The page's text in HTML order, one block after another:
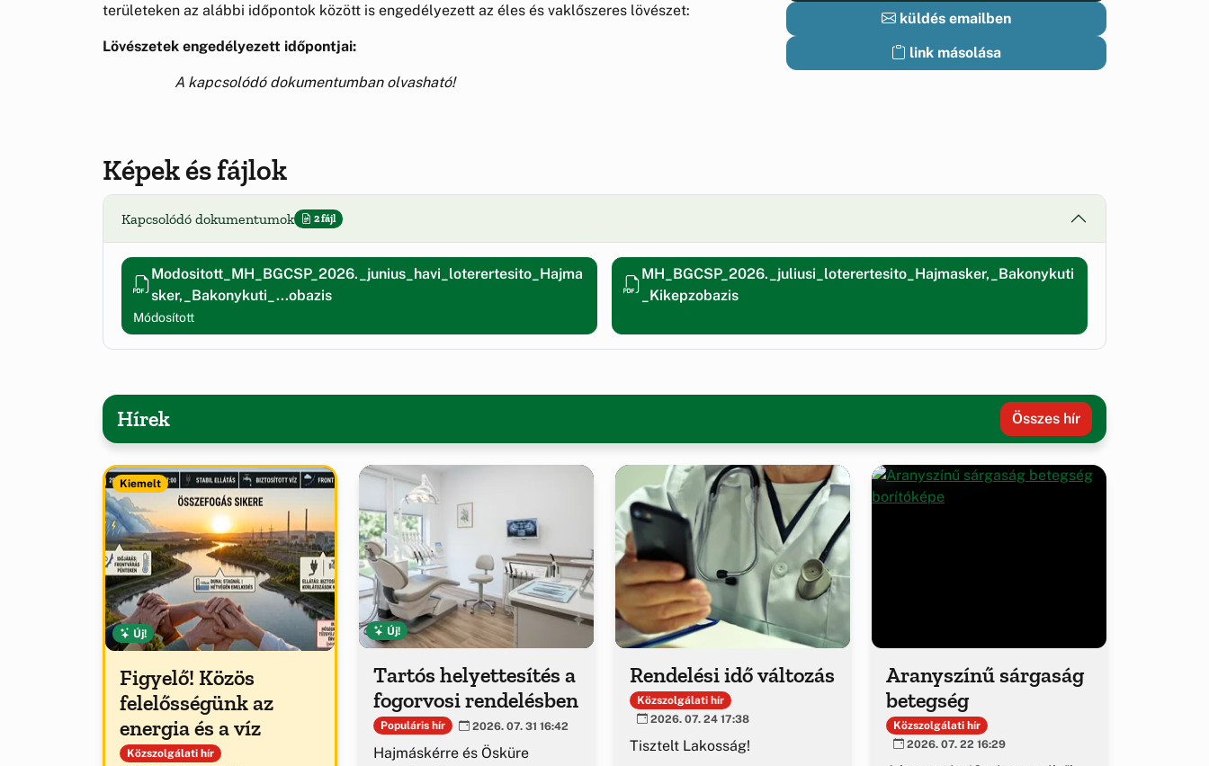
területeken az alábbi időpontok között is engedélyezett az éles és vaklőszeres lövészet:
Lövészetek engedélyezett időpontjai:
A kapcsolódó dokumentumban olvasható!
küldés emailben
link másolása
Képek és fájlok
Kapcsolódó dokumentumok 2 fájl
Modositott_MH_BGCSP_2026._junius_havi_loterertesito_Hajma
sker,_Bakonykuti_...obazis
Módosított
MH_BGCSP_2026._juliusi_loterertesito_Hajmasker,_Bakonykuti
_Kikepzobazis
Hírek Összes hír
Kiemelt
Új!
Figyelő! Közös
felelősségünk az
energia és a víz
Közszolgálati hír
Új!
Tartós helyettesítés a
fogorvosi rendelésben
Populáris hír 2026. 07. 31 16:42
Hajmáskérre és Ösküre
Rendelési idő változás
Közszolgálati hír
2026. 07. 24 17:38
Tisztelt Lakosság!
Aranyszínű sárgaság
betegség
Közszolgálati hír
2026. 07. 22 16:29